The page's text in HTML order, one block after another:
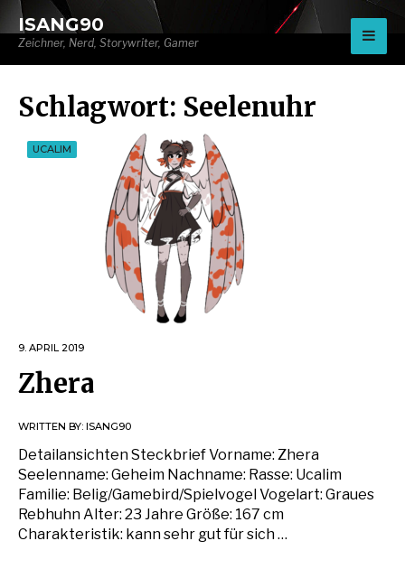
ISANG90
Zeichner, Nerd, Storywriter, Gamer
Schlagwort: Seelenuhr
UCALIM
9. APRIL 2019
Zhera
WRITTEN BY: ISANG90
Detailansichten Steckbrief Vorname: Zhera
Seelenname: Geheim Nachname: Rasse: Ucalim
Familie: Belig/Gamebird/Spielvogel Vogelart: Graues
Rebhuhn Alter: 23 Jahre Größe: 167 cm
Charakteristik: kann sehr gut für sich …
for: